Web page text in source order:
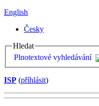
English
Česky
Hledat
Plnotextové vyhledávání
ISP (příhlásit)